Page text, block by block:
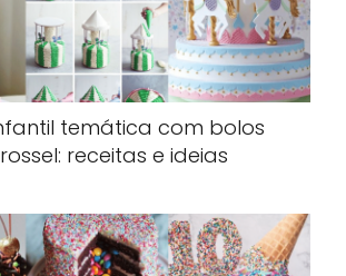
temática com bolos
receitas e ideias